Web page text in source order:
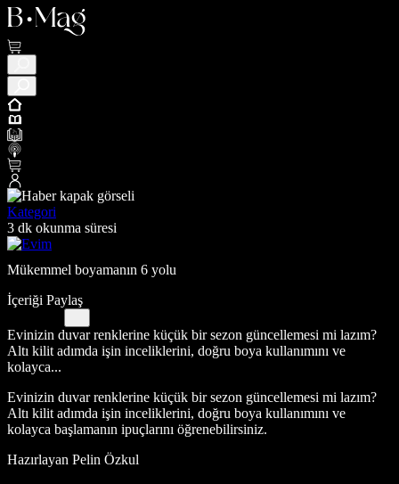
Kategori
3 dk okunma süresi
Mükemmel boyamanın 6 yolu
İçeriği Paylaş
Evinizin duvar renklerine küçük bir sezon güncellemesi mi lazım?
Altı kilit adımda işin inceliklerini, doğru boya kullanımını ve
kolayca...
Evinizin duvar renklerine küçük bir sezon güncellemesi mi lazım?
Altı kilit adımda işin inceliklerini, doğru boya kullanımını ve
kolayca başlamanın ipuçlarını öğrenebilirsiniz.
Hazırlayan Pelin Özkul